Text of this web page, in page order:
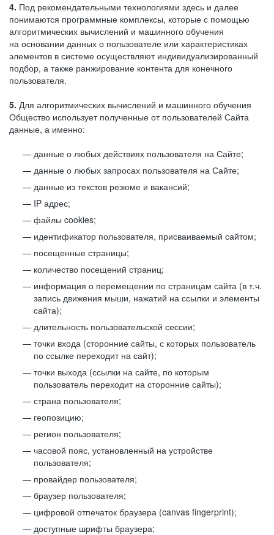
4. Под рекомендательными технологиями здесь и далее
понимаются программные комплексы, которые с помощью
алгоритмических вычислений и машинного обучения
на основании данных о пользователе или характеристиках
элементов в системе осуществляют индивидуализированный
подбор, а также ранжирование контента для конечного
пользователя.
5. Для алгоритмических вычислений и машинного обучения
Общество использует полученные от пользователей Сайта
данные, а именно:
данные о любых действиях пользователя на Сайте;
данные о любых запросах пользователя на Сайте;
данные из текстов резюме и вакансий;
IP адрес;
файлы cookies;
идентификатор пользователя, присваиваемый сайтом;
посещенные страницы;
количество посещений страниц;
информация о перемещении по страницам сайта (в т.ч.
запись движения мыши, нажатий на ссылки и элементы
сайта);
длительность пользовательской сессии;
точки входа (сторонние сайты, с которых пользователь
по ссылке переходит на сайт);
точки выхода (ссылки на сайте, по которым
пользователь переходит на сторонние сайты);
страна пользователя;
геопозицию;
регион пользователя;
часовой пояс, установленный на устройстве
пользователя;
провайдер пользователя;
браузер пользователя;
цифровой отпечаток браузера (canvas fingerprint);
доступные шрифты браузера;